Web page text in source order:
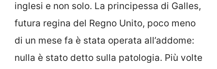
inglesi e non solo. La principessa di Galles,
futura regina del Regno Unito, poco meno
di un mese fa è stata operata all’addome:
nulla è stato detto sulla patologia. Più volte